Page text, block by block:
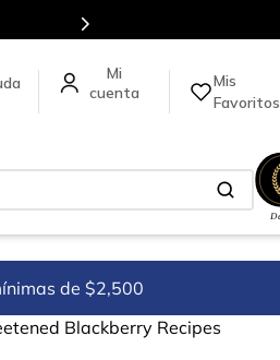
Mis
Favoritos
de $2,500
Blackberry Recipes